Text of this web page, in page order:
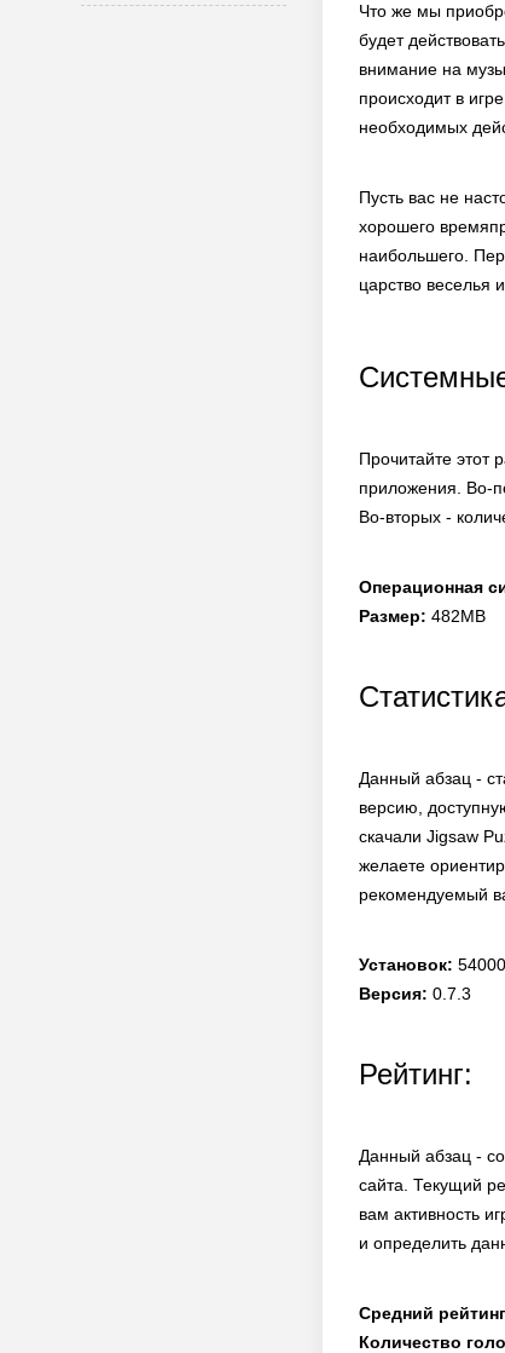
Что же мы
будет
внимание на
происходит в
необходимых
Пусть вас не
хорошего
наибольшего.
царство веселья
Прочитайте этот
приложения. Во-
Во-вторых -
Операционная
Размер: 482MB
Данный абзац -
версию,
скачали Jigsaw
желаете
рекомендуемый
Установок:
Версия: 0.7.3
Рейтинг:
Данный абзац -
сайта. Текущий
вам активность
и определить
Средний
Количество